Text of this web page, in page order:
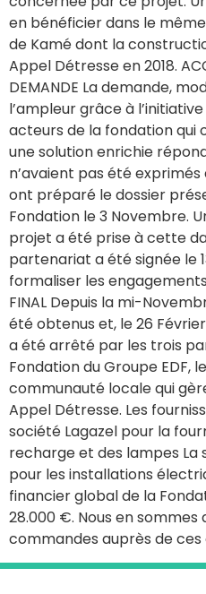
en bénéficier dans le
de Kamé dont la
Appel Détresse en 2018.
DEMANDE La demande,
l’ampleur grâce à
acteurs de la fondation
une solution enrichie
n’avaient pas été
ont préparé le dossier
Fondation le 3 Novembre.
projet a été prise à cette
partenariat a été signée le
formaliser les engagements
FINAL Depuis la mi-
été obtenus et, le 26
a été arrêté par les trois
Fondation du Groupe EDF,
communauté locale qui
Appel Détresse. Les
société Lagazel pour la
recharge et des lampes La
pour les installations
financier global de la
28.000 €. Nous en sommes
commandes auprès de ces